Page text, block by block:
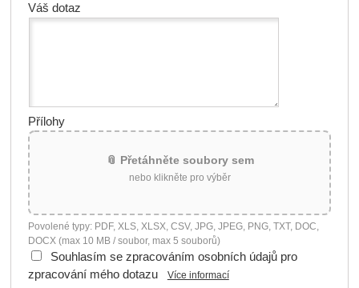
Váš dotaz
Přílohy
📎 Přetáhněte soubory sem
nebo klikněte pro výběr
Povolené typy: PDF, XLS, XLSX, CSV, JPG, JPEG, PNG, TXT, DOC,
DOCX (max 10 MB / soubor, max 5 souborů)
Souhlasím se zpracováním osobních údajů pro
zpracování mého dotazu
Více informací